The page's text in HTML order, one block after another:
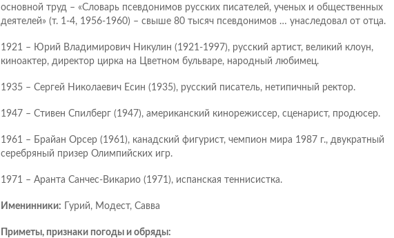
основной труд – «Словарь псевдонимов русских писателей, ученых и общественных
деятелей» (т. 1-4, 1956-1960) – свыше 80 тысяч псевдонимов … унаследовал от отца.
1921 – Юрий Владимирович Никулин (1921-1997), русский артист, великий клоун,
киноактер, директор цирка на Цветном бульваре, народный любимец.
1935 – Сергей Николаевич Есин (1935), русский писатель, нетипичный ректор.
1947 – Стивен Спилберг (1947), американский кинорежиссер, сценарист, продюсер.
1961 – Брайан Орсер (1961), канадский фигурист, чемпион мира 1987 г., двукратный
серебряный призер Олимпийских игр.
1971 – Аранта Санчес-Викарио (1971), испанская теннисистка.
Именинники: Гурий, Модест, Савва
Приметы, признаки погоды и обряды: